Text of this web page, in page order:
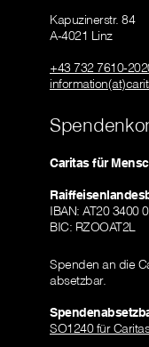
Kapuzinerstr. 84
A-4021 Linz
+43 732 7610-
Caritas für
IBAN: AT20 3400
BIC: RZOOAT2L
Spenden an die
absetzbar.
SO1240 für